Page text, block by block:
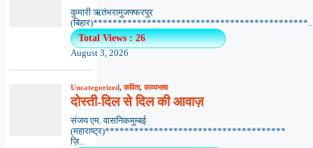
कुमारी ऋतंभरामुजफ्फरपुर
Total Views : 26
August 3, 2026
Uncategorized,कविता,काव्यभाषा
दोस्ती-दिल से दिल की आवाज़
संजय एम. वासनिकमुम्बई
(महाराष्ट्र)*************************************
ज़ि...